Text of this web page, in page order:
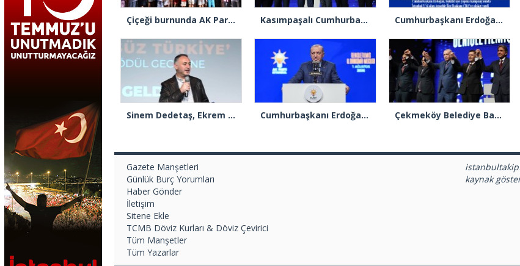
Çiçeği burnunda AK Parti’li Şile Belediye Başkan Vekili Sacit Terzi, teşkilatlarla piknikte buluştu Kasımpaşalı Cumhurbaşkanı Erdoğan’dan İstanbul üye birincisi Beyoğlu İlçe Başkanı Kasım Fırat’a plaket Cumhurbaşkanı Erdoğan 2.’cilik plaketi verdiği Burak Çifci’den Ataşehir seçimlerini kazanma sözünü aldı
Sinem Dedetaş, Ekrem İmamoğlu’nun kurbanı mı oldu? Cumhurbaşkanı Erdoğan: “Türkiye’nin açık ara birinci partisiyiz” Çekmeköy Belediye Başkanı Orhan Çerkez AK Parti’ye katıldı
Gazete Manşetleri
Günlük Burç Yorumları
Haber Gönder
İletişim
Sitene Ekle
TCMB Döviz Kurları & Döviz Çevirici
Tüm Manşetler
Tüm Yazarlar
kaynak